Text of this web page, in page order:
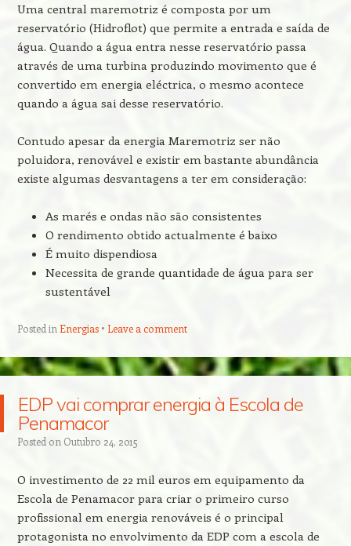
Uma central maremotriz é composta por um
reservatório (Hidroflot) que permite a entrada e saída de
água. Quando a água entra nesse reservatório passa
através de uma turbina produzindo movimento que é
convertido em energia eléctrica, o mesmo acontece
quando a água sai desse reservatório.
Contudo apesar da energia Maremotriz ser não
poluidora, renovável e existir em bastante abundância
existe algumas desvantagens a ter em consideração:
As marés e ondas não são consistentes
O rendimento obtido actualmente é baixo
É muito dispendiosa
Necessita de grande quantidade de água para ser
sustentável
Posted inEnergias Leave a comment
EDP vai comprar energia à Escola de
Penamacor
Posted on Outubro 24, 2015
O investimento de 22 mil euros em equipamento da
Escola de Penamacor para criar o primeiro curso
profissional em energia renováveis é o principal
protagonista no envolvimento da EDP com a escola de